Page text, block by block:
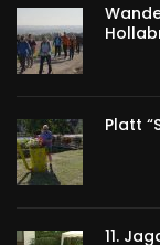
Platt
11.